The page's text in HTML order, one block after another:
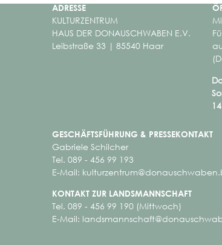
ADRESSE
KULTURZENTRUM
HAUS DER DONAUSCHWABEN E.V.
Leibstraße 33 | 85540 Haar
GESCHÄFTSFÜHRUNG & PRESSEKONTAKT
Gabriele Schilcher
Tel. 089 - 456 99 193
E-Mail:
KONTAKT ZUR LANDSMANNSCHAFT
Tel. 089 - 456 99 190 (Mittwoch)
E-Mail: